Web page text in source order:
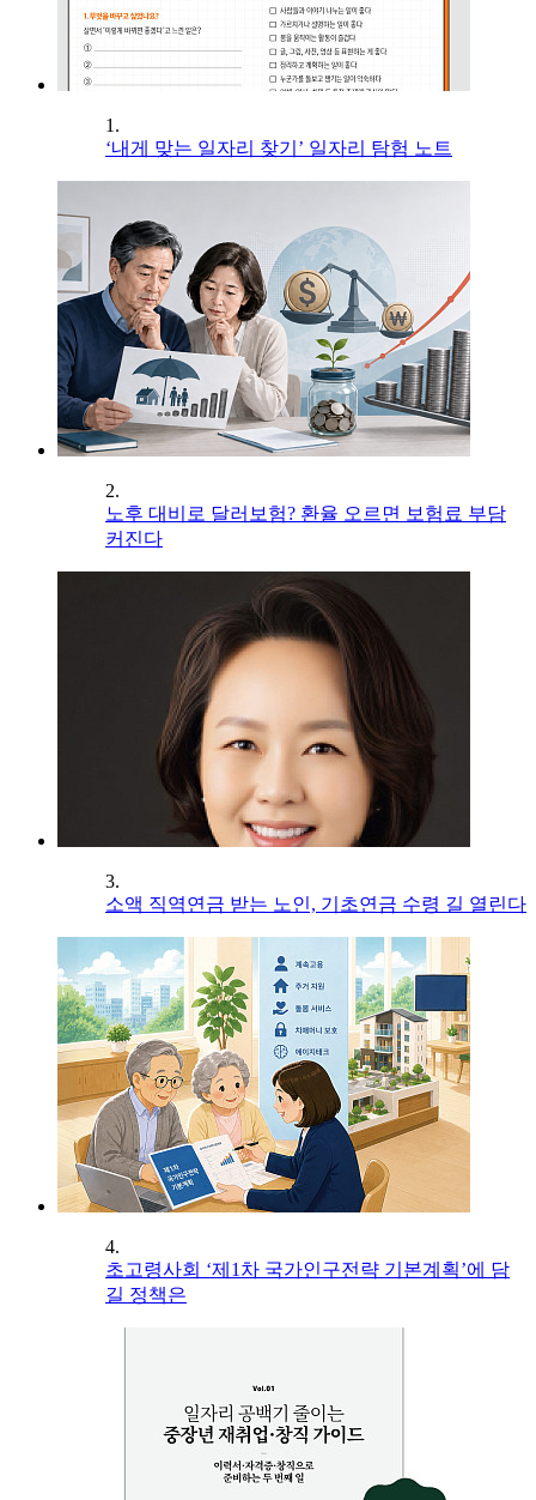
1.
‘내게 맞는 일자리 찾기’ 일자리 탐험 노트
2.
노후 대비로 달러보험? 환율 오르면 보험료 부담
커진다
3.
소액 직역연금 받는 노인, 기초연금 수령 길 열린다
4.
초고령사회 ‘제1차 국가인구전략 기본계획’에 담
길 정책은